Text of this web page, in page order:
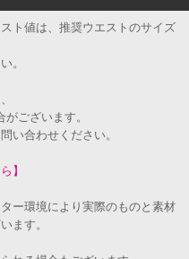
ト値は、推奨ウエストのサイズ
。
ございます。
い合わせください。
】
ー環境により実際のものと素材
ます。